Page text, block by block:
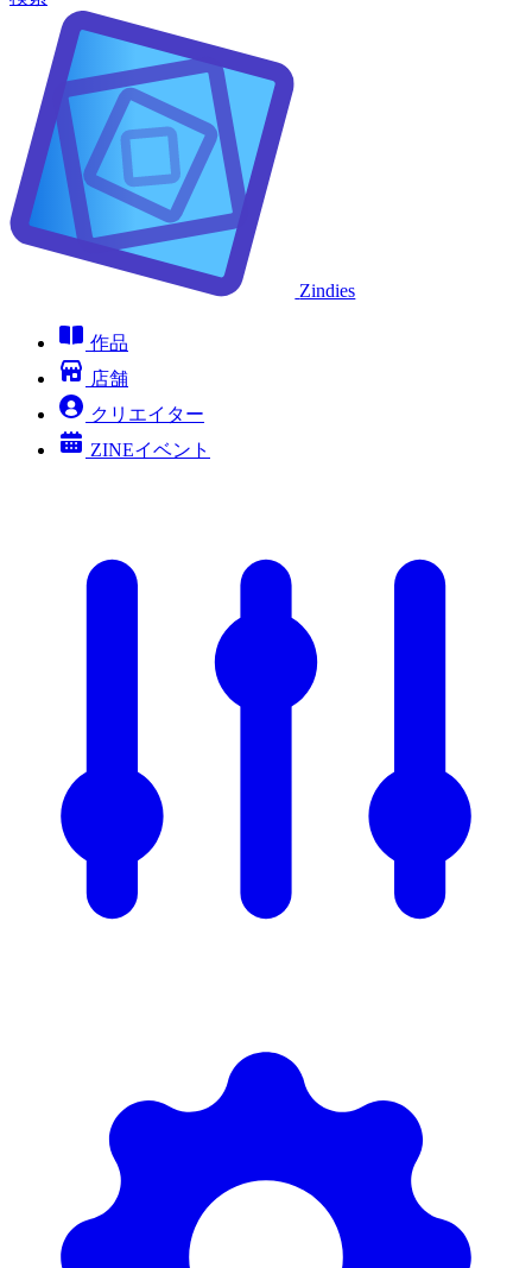
Zindies
作品
店舗
クリエイター
ZINEイベント